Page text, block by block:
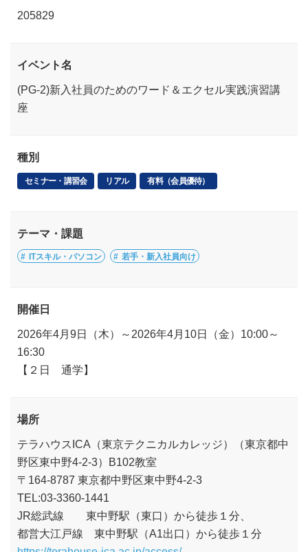
205829
イベント名
(PG-2)新入社員のためのワード＆エクセル実践演習講
座
種別
セミナー・講習会 リアル 有料（会員優待）
テーマ・課題
ITスキル・パソコン 若手・新入社員向け
開催日
2026年4月9日（木）～2026年4月10日（金）10:00～
16:30
【２日 通学】
場所
テラハウスICA（東京テクニカルカレッジ）（東京都中
野区東中野4-2-3）B102教室
〒164-8787 東京都中野区東中野4-2-3
TEL:03-3360-1441
JR総武線 東中野駅（東口）から徒歩１分、
都営大江戸線 東中野駅（A1出口）から徒歩１分